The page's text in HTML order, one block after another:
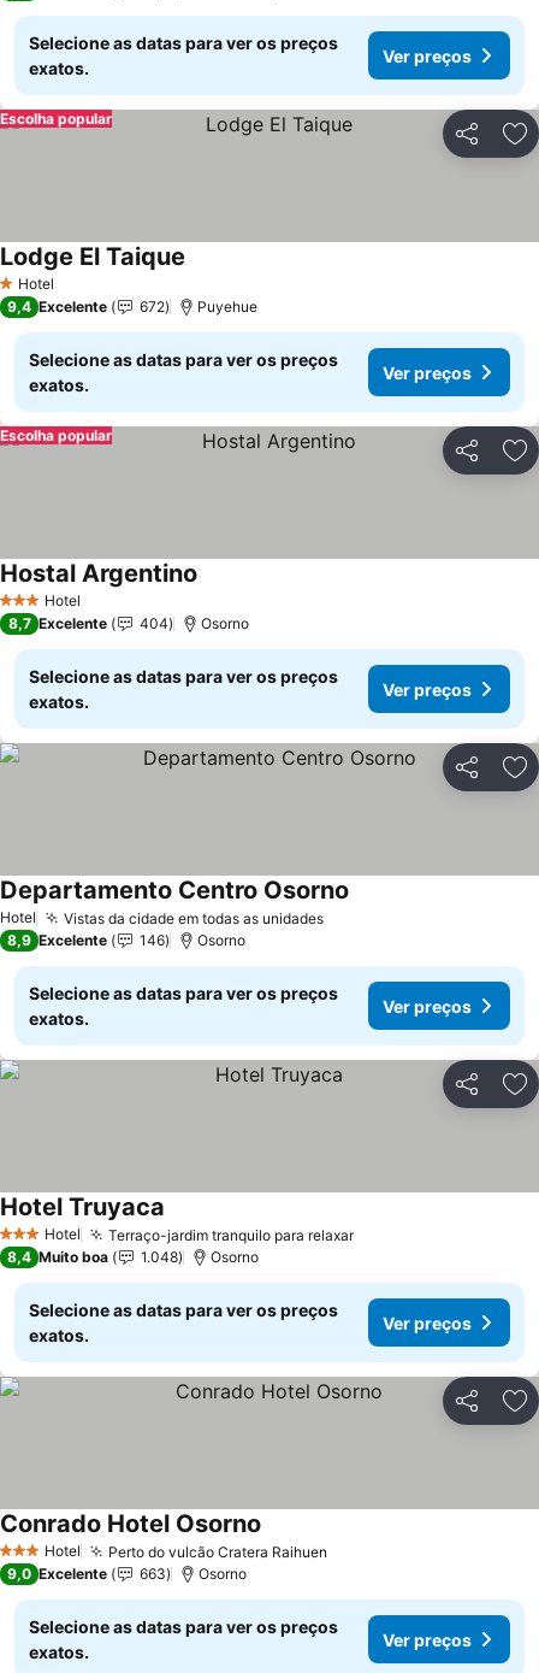
Selecione as datas para ver os preços
exatos.
Ver preços
Partilhar
Escolha popular
1 Estrelas
Hotel
Lodge El Taique
9,4 Excelente 672 Puyehue
Selecione as datas para ver os preços
exatos.
Ver preços
Partilhar
Escolha popular
3 EstrelasHotel
Hostal Argentino
8,7 Excelente 404 Osorno
Selecione as datas para ver os preços
exatos.
Ver preços
Partilhar
Hotel Vistas da cidade em todas as unidadesVer preços
Departamento Centro Osorno
8,9 Excelente 146 Osorno
Selecione as datas para ver os preços
exatos.
Ver preços
Partilhar
3 EstrelasHotel Terraço-jardim tranquilo para relaxarVer preços
Hotel Truyaca
8,4 Muito boa 1.048 Osorno
Selecione as datas para ver os preços
exatos.
Ver preços
Partilhar
3 EstrelasHotel Perto do vulcão Cratera Raihuen
Conrado Hotel Osorno
9,0 Excelente 663 Osorno
Selecione as datas para ver os preços
exatos.
Ver preços